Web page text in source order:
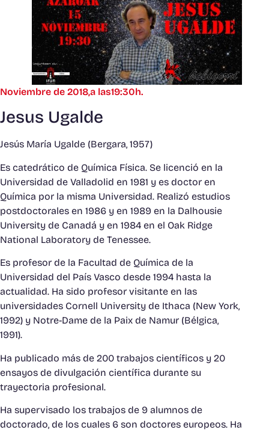
Noviembre de 2018,a las19:30h.
Jesus Ugalde
Jesús María Ugalde (Bergara, 1957)
Es catedrático de Química Física. Se licenció en la
Universidad de Valladolid en 1981 y es doctor en
Química por la misma Universidad. Realizó estudios
postdoctorales en 1986 y en 1989 en la Dalhousie
University de Canadá y en 1984 en el Oak Ridge
National Laboratory de Tenessee.
Es profesor de la Facultad de Química de la
Universidad del País Vasco desde 1994 hasta la
actualidad. Ha sido profesor visitante en las
universidades Cornell University de Ithaca (New York,
1992) y Notre-Dame de la Paix de Namur (Bélgica,
1991).
Ha publicado más de 200 trabajos científicos y 20
ensayos de divulgación científica durante su
trayectoria profesional.
Ha supervisado los trabajos de 9 alumnos de
doctorado, de los cuales 6 son doctores europeos. Ha